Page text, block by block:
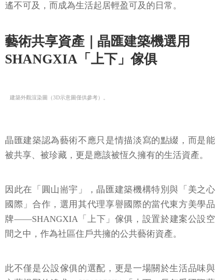
遙不可及，而成為生活起居輕盈可及的日常。
藝術共享資產｜晶匯建築機選用
SHANGXIA「上下」傢俱
建築外觀渲染圖（3D示意圖僅供參考）。
晶匯建築認為藝術不應只是情描淡寫的點綴，而是能
被共享、被珍藏，更是應該被恆久擁有的生活資產。
因此在「圓山耑宇」，晶匯建築機構特別與「美之心
國際」合作，選用其代理享譽國際的當代東方美學品
牌——SHANGXIA「上下」傢俱，設置於建案公設空
間之中，作為社區住戶共擁的公共藝術資產。
此不僅是公設傢俱的選配，更是一場關於生活品味與